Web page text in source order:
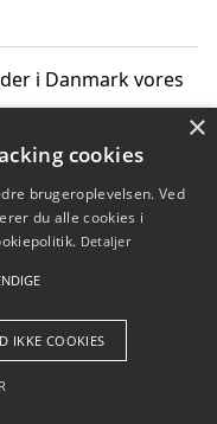
i Danmark vores
påvirker vores
×
cookies
brugeroplevelsen. Ved
du alle cookies i
Detaljer
IKKE COOKIES